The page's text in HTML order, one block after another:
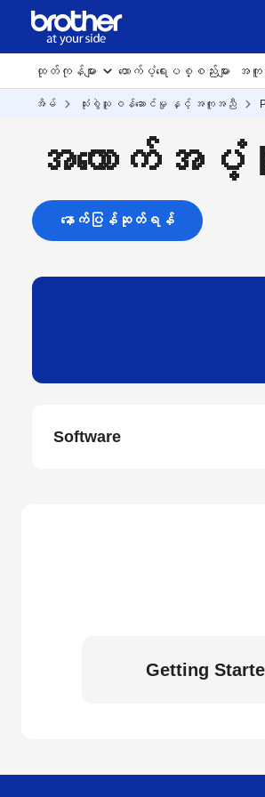
ထုတ်ကုန်များ ထောက်ပံ့ရေးပစ္စည်းများ အကူ
အိမ် သုံးစွဲသူ ဝန်ဆောင်မှု နှင့် အကူအညီ
အထောက်အပံ့
နောက်ပြန်ဆုတ်ရန်
Software
Getting